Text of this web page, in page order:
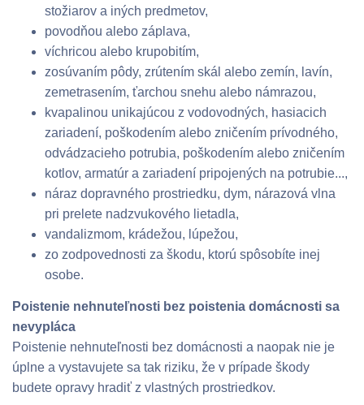
stožiarov a iných predmetov,
povodňou alebo záplava,
víchricou alebo krupobitím,
zosúvaním pôdy, zrútením skál alebo zemín, lavín,
zemetrasením, ťarchou snehu alebo námrazou,
kvapalinou unikajúcou z vodovodných, hasiacich
zariadení, poškodením alebo zničením prívodného,
odvádzacieho potrubia, poškodením alebo zničením
kotlov, armatúr a zariadení pripojených na potrubie...,
náraz dopravného prostriedku, dym, nárazová vlna
pri prelete nadzvukového lietadla,
vandalizmom, krádežou, lúpežou,
zo zodpovednosti za škodu, ktorú spôsobíte inej
osobe.
Poistenie nehnuteľnosti bez poistenia domácnosti sa
nevypláca
Poistenie nehnuteľnosti bez domácnosti a naopak nie je
úplne a vystavujete sa tak riziku, že v prípade škody
budete opravy hradiť z vlastných prostriedkov.